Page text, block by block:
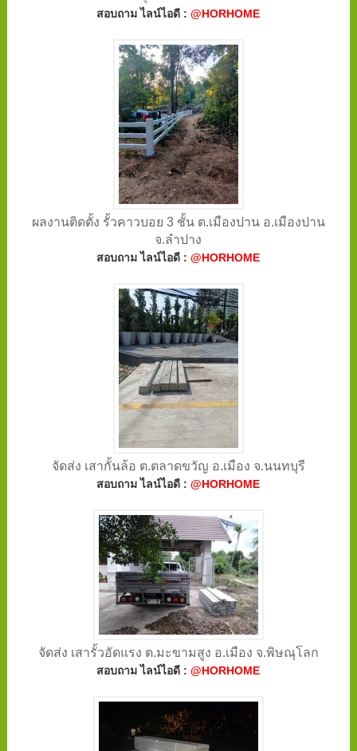
สอบถาม ไลน์ไอดี :@HORHOME
ผลงานติดตั้ง รั้วคาวบอย 3 ชั้น ต.เมืองปาน อ.เมืองปาน
จ.ลําปาง
สอบถาม ไลน์ไอดี :@HORHOME
จัดส่ง เสากั้นล้อ ต.ตลาดขวัญ อ.เมือง จ.นนทบุรี
สอบถาม ไลน์ไอดี :@HORHOME
จัดส่ง เสารั้วอัดแรง ต.มะขามสูง อ.เมือง จ.พิษณุโลก
สอบถาม ไลน์ไอดี :@HORHOME